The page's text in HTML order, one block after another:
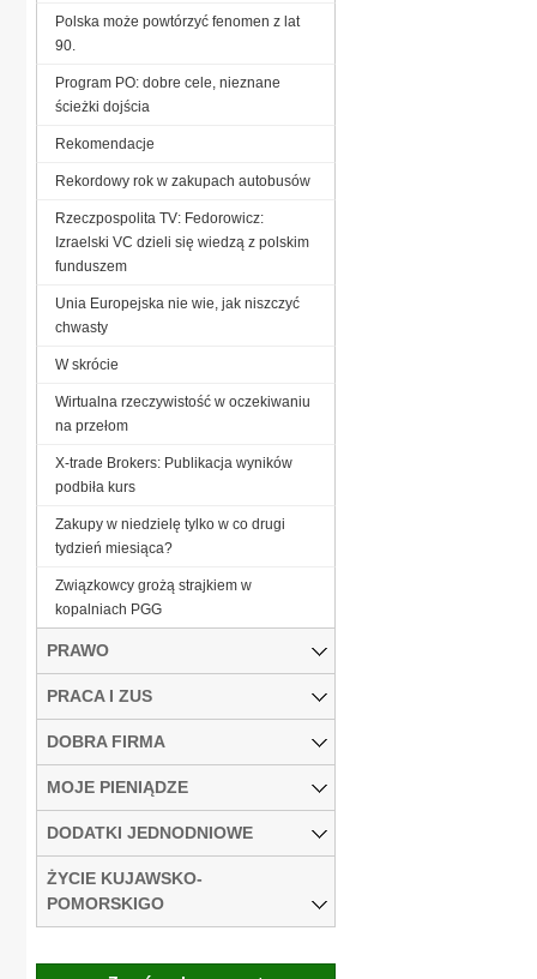
Polska może powtórzyć fenomen z lat
90.
Program PO: dobre cele, nieznane
ścieżki dojścia
Rekomendacje
Rekordowy rok w zakupach autobusów
Rzeczpospolita TV: Fedorowicz:
Izraelski VC dzieli się wiedzą z polskim
funduszem
Unia Europejska nie wie, jak niszczyć
chwasty
W skrócie
Wirtualna rzeczywistość w oczekiwaniu
na przełom
X-trade Brokers: Publikacja wyników
podbiła kurs
Zakupy w niedzielę tylko w co drugi
tydzień miesiąca?
Związkowcy grożą strajkiem w
kopalniach PGG
PRAWO
PRACA I ZUS
DOBRA FIRMA
MOJE PIENIĄDZE
DODATKI JEDNODNIOWE
ŻYCIE KUJAWSKO-
POMORSKIGO